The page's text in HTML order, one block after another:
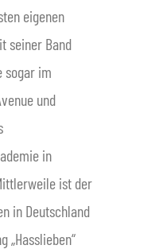
eigenen
seiner Band
im
und
in
ist der
in Deutschland
„Hasslieben“